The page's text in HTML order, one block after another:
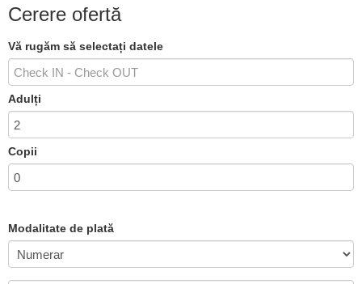
Cerere ofertă
Vă rugăm să selectați datele
Adulți
Copii
Modalitate de plată